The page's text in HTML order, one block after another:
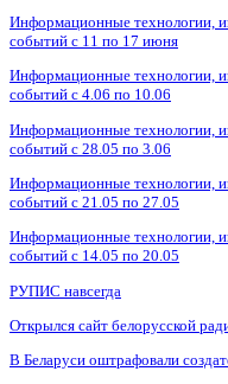
Информационные технологии,
событий с 11 по 17 июня
Информационные технологии,
событий с 4.06 по 10.06
Информационные технологии,
событий с 28.05 по 3.06
Информационные технологии,
событий с 21.05 по 27.05
Информационные технологии,
событий с 14.05 по 20.05
РУПИС навсегда
Открылся сайт белорусской
В Беларуси оштрафовали